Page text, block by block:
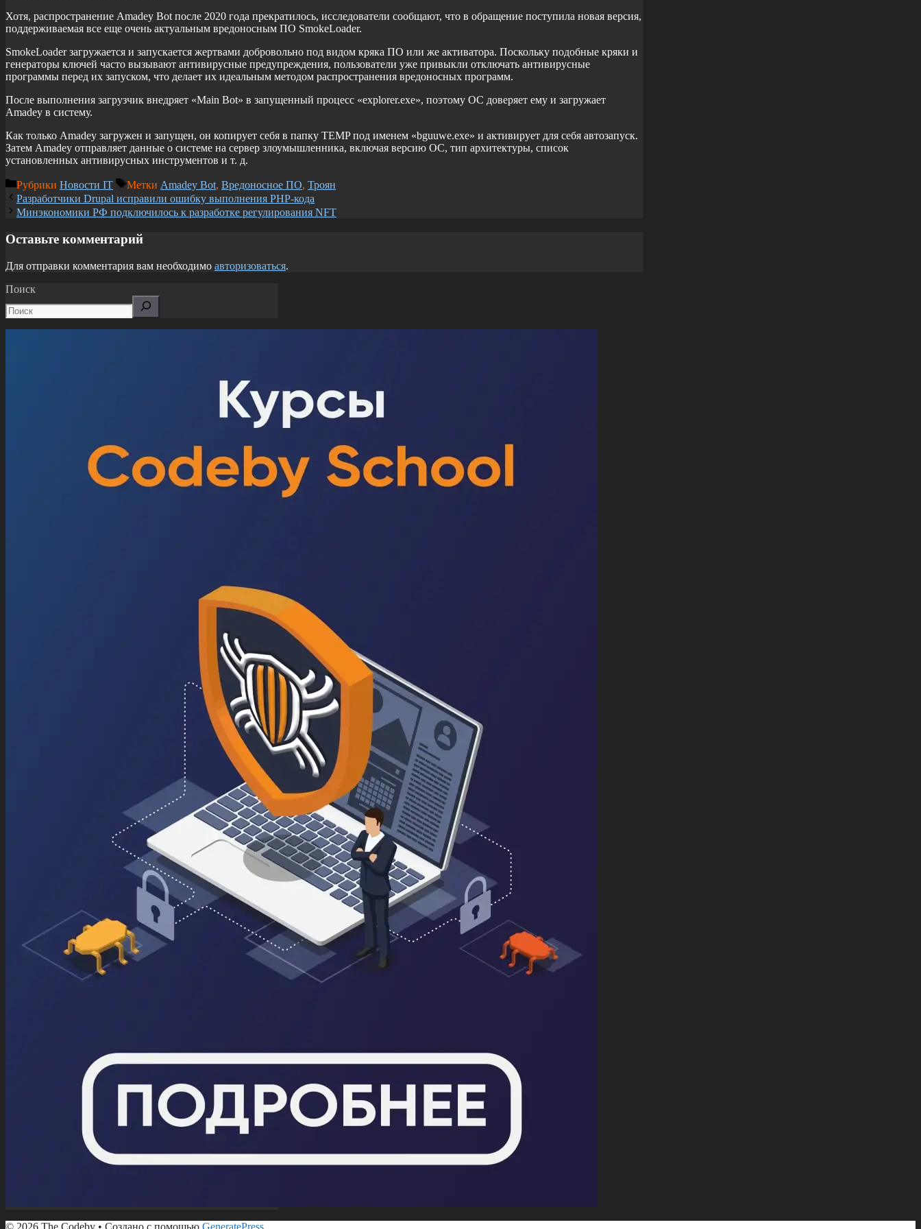
Хотя, распространение Amadey Bot после 2020 года прекратилось, исследователи сообщают, что в обращение поступила новая версия,
поддерживаемая все еще очень актуальным вредоносным ПО SmokeLoader.
SmokeLoader загружается и запускается жертвами добровольно под видом кряка ПО или же активатора. Поскольку подобные кряки и
генераторы ключей часто вызывают антивирусные предупреждения, пользователи уже привыкли отключать антивирусные
программы перед их запуском, что делает их идеальным методом распространения вредоносных программ.
После выполнения загрузчик внедряет «Main Bot» в запущенный процесс «explorer.exe», поэтому ОС доверяет ему и загружает
Amadey в систему.
Как только Amadey загружен и запущен, он копирует себя в папку TEMP под именем «bguuwe.exe» и активирует для себя автозапуск.
Затем Amadey отправляет данные о системе на сервер злоумышленника, включая версию ОС, тип архитектуры, список
установленных антивирусных инструментов и т. д.
Рубрики Новости IT Метки Amadey Bot, Вредоносное ПО, Троян
Разработчики Drupal исправили ошибку выполнения PHP-кода
Минэкономики РФ подключилось к разработке регулирования NFT
Оставьте комментарий
Для отправки комментария вам необходимо авторизоваться.
Поиск
© 2026 The Codeby • Создано с помощью GeneratePress